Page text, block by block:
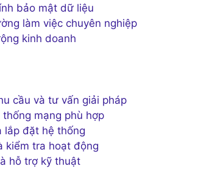
bảo mật dữ liệu
làm việc chuyên nghiệp
kinh doanh
cầu và tư vấn giải pháp
mạng phù hợp
lắp đặt hệ thống
kiểm tra hoạt động
hỗ trợ kỹ thuật